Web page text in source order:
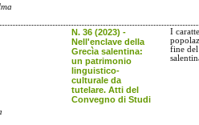
N. 36 (2023) -
Nell'enclave della
Grecìa salentina:
un patrimonio
linguistico-
culturale da
tutelare. Atti del
Convegno di Studi
I
fine